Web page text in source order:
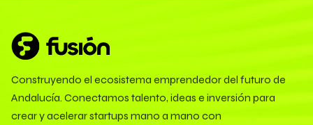
Construyendo el ecosistema emprendedor del futuro de
Andalucía. Conectamos talento, ideas e inversión para
crear y acelerar startups mano a mano con